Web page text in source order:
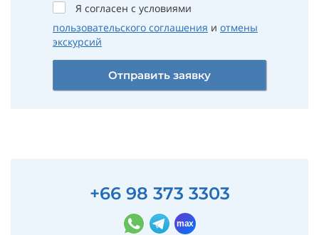
Я согласен с условиями
пользовательского соглашения и отмены
экскурсий
Отправить заявку
+66 98 373 3303